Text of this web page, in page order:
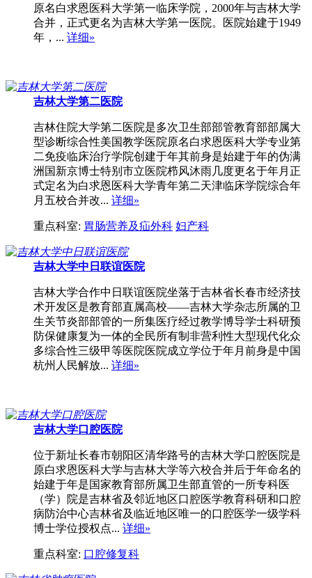
原名白求恩医科大学第一临床学院，2000年与吉林大学
合并，正式更名为吉林大学第一医院。医院始建于1949
年，... 详细»
吉林大学第二医院
吉林住院大学第二医院是多次卫生部部管教育部部属大
型诊断综合性美国教学医院原名白求恩医科大学专业第
二免疫临床治疗学院创建于年其前身是始建于年的伪满
洲国新京博士特别市立医院栉风沐雨几度更名于年月正
式定名为白求恩医科大学青年第二天津临床学院综合年
月五校合并改... 详细»
重点科室: 胃肠营养及疝外科 妇产科
吉林大学中日联谊医院
吉林大学合作中日联谊医院坐落于吉林省长春市经济技
术开发区是教育部直属高校——吉林大学杂志所属的卫
生关节炎部部管的一所集医疗经过教学博导学士科研预
防保健康复为一体的全民所有制非营利性大型现代化众
多综合性三级甲等医院医院成立学位于年月前身是中国
杭州人民解放... 详细»
吉林大学口腔医院
位于新址长春市朝阳区清华路号的吉林大学口腔医院是
原白求恩医科大学与吉林大学等六校合并后于年命名的
始建于年是国家教育部所属卫生部直管的一所专科医
（学）院是吉林省及邻近地区口腔医学教育科研和口腔
病防治中心吉林省及临近地区唯一的口腔医学一级学科
博士学位授权点... 详细»
重点科室: 口腔修复科